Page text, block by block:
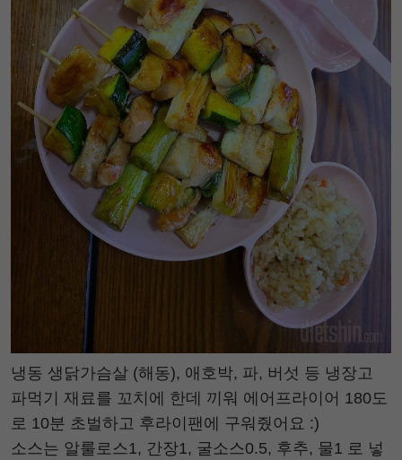
냉동 생닭가슴살 (해동), 애호박, 파, 버섯 등 냉장고
파먹기 재료를 꼬치에 한데 끼워 에어프라이어 180도
로 10분 초벌하고 후라이팬에 구워줬어요 :)
소스는 알룰로스1, 간장1, 굴소스0.5, 후추, 물1 로 넣